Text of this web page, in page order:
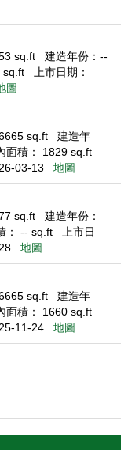
sq.ft
建造年份：--
sq.ft
上市日期：
圖
sq.ft
建造年
面積： 1829 sq.ft
03-13
地圖
sq.ft
建造年份：
： -- sq.ft
上市日
地圖
sq.ft
建造年
面積： 1660 sq.ft
11-24
地圖